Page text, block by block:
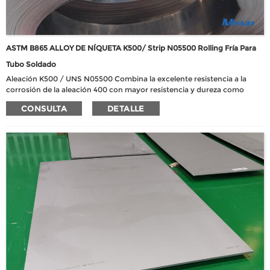
ASTM B865 ALLOY DE NÍQUETA K500/ Strip N05500 Rolling Fría Para
Tubo Soldado
Aleación K500 / UNS N05500 Combina la excelente resistencia a la
corrosión de la aleación 400 con mayor resistencia y dureza como
resultado de agregar aluminio y titanio y un tratamiento térmico
adecuado para causar endurecimiento por precipitación. Es no
UNS N05500 tiene una excelente estabilidad dimensional que es muy
útil en dispositivos de alta precisión.
CONSULTA DETALLE